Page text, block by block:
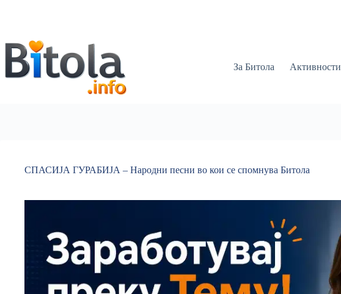
За Битола Активности
СПАСИЈА ГУРАБИЈА – Народни песни во кои се спомнува Битола